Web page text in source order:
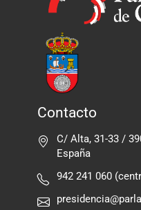
Contacto
C/ Alta, 31-33 /
España
942 241 060